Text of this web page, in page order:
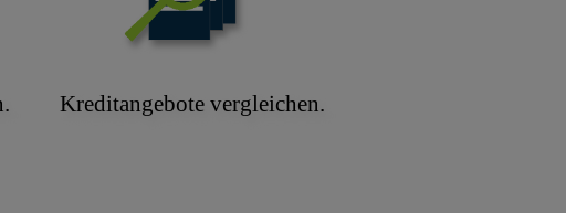
Kreditangebote vergleichen.